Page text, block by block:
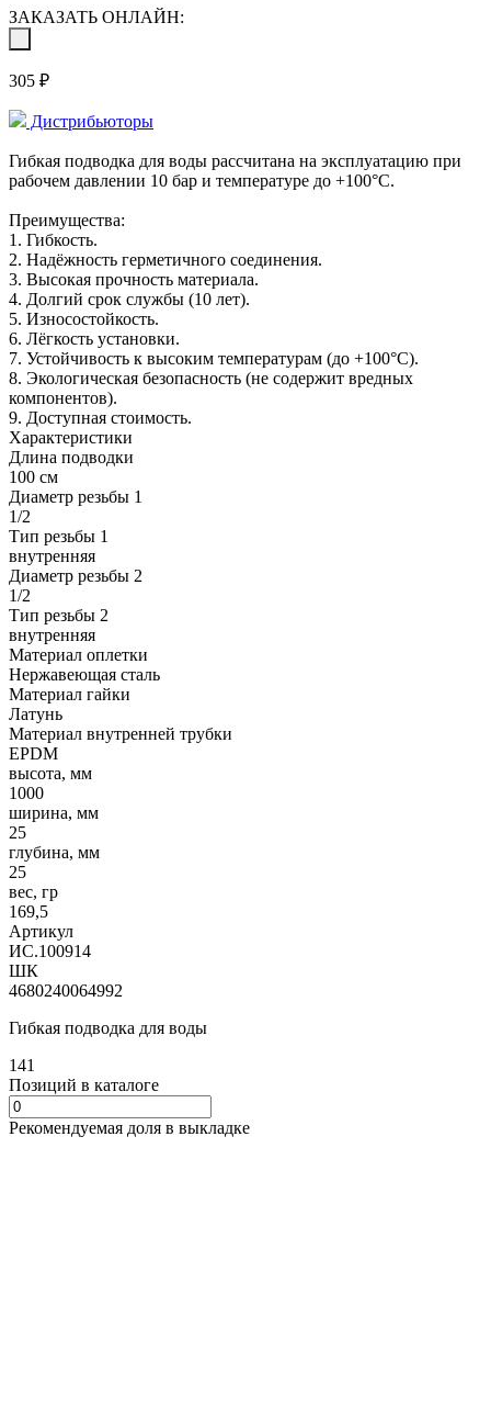
ЗАКАЗАТЬ ОНЛАЙН:
305 ₽
Дистрибьюторы
Гибкая подводка для воды рассчитана на эксплуатацию при
рабочем давлении 10 бар и температуре до +100°C.
Преимущества:
1. Гибкость.
2. Надёжность герметичного соединения.
3. Высокая прочность материала.
4. Долгий срок службы (10 лет).
5. Износостойкость.
6. Лёгкость установки.
7. Устойчивость к высоким температурам (до +100°C).
8. Экологическая безопасность (не содержит вредных
компонентов).
9. Доступная стоимость.
Характеристики
Длина подводки
100 см
Диаметр резьбы 1
1/2
Тип резьбы 1
внутренняя
Диаметр резьбы 2
1/2
Тип резьбы 2
внутренняя
Материал оплетки
Нержавеющая сталь
Материал гайки
Латунь
Материал внутренней трубки
EPDM
высота, мм
1000
ширина, мм
25
глубина, мм
25
вес, гр
169,5
Артикул
ИС.100914
ШК
4680240064992
Гибкая подводка для воды
141
Позиций в каталоге
Рекомендуемая доля в выкладке